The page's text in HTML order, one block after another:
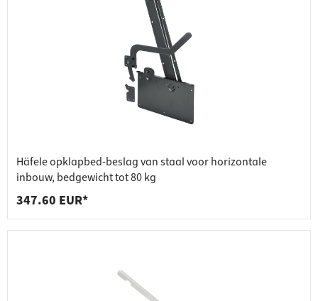
Häfele opklapbed-beslag van staal voor horizontale
inbouw, bedgewicht tot 80 kg
347.60 EUR*